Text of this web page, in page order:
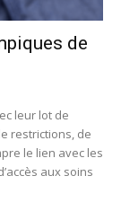
de
leur lot de
restrictions, de
le lien avec les
aux soins